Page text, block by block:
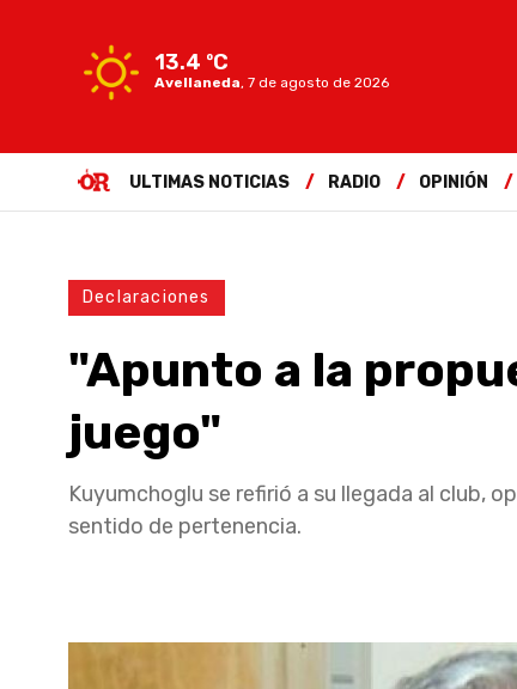
13.4 ºC
Avellaneda, 7 de agosto de 2026
ULTIMAS NOTICIAS RADIO OPINIÓN
Declaraciones
"Apunto a la
juego"
Kuyumchoglu se refirió a su llegada al club,
sentido de pertenencia.